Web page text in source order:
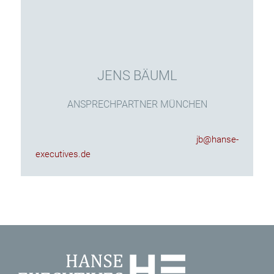
JENS BÄUML
ANSPRECHPARTNER MÜNCHEN
jb@hanse-
executives.de